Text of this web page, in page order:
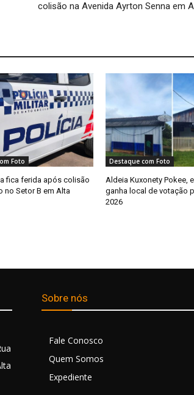
colisão na Avenida Ayrton Senna em
Foto
fica ferida após colisão
no Setor B em Alta
Destaque com Foto
Aldeia Kuxonety Pokee,
ganha local de votação
2026
Sobre nós
Fale Conosco
Quem Somos
Expediente